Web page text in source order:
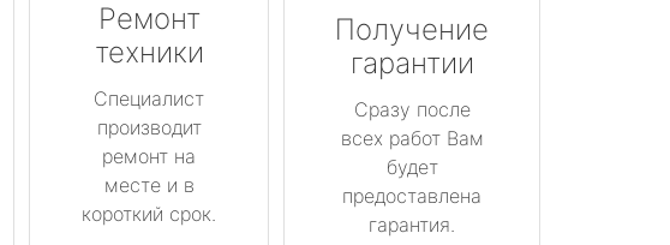
Ремонт
техники
Специалист
производит
ремонт на
месте и в
короткий срок.
Получение
гарантии
Сразу после
всех работ Вам
будет
предоставлена
гарантия.